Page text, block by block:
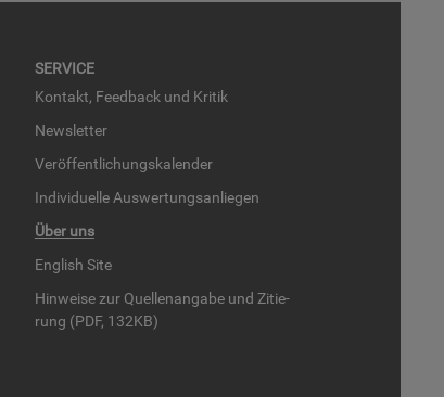
SER­VICE
Kon­takt, Feed­back und Kri­tik
News­let­ter
Ver­öf­fent­li­chungs­ka­len­der
In­di­vi­du­el­le Aus­wer­tungs­an­lie­gen
Über uns
English Site
Hin­wei­se zur Quel­len­an­ga­be und Zi­tie­
rung (PDF, 132KB)